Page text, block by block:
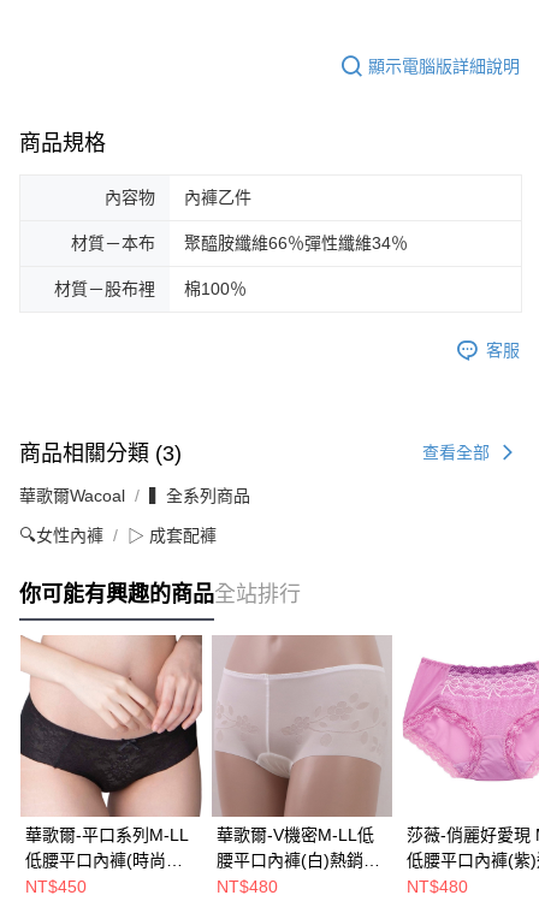
顯示電腦版詳細說明
商品規格
內容物 內褲乙件
材質－本布 聚醯胺纖維66％彈性纖維34％
材質－股布裡 棉100％
客服
商品相關分類 (3) 查看全部
華歌爾Wacoal ▍全系列商品
🔍女性內褲 ▷ 成套配褲
你可能有興趣的商品全站排行
華歌爾-平口系列M-LL
低腰平口內褲(時尚黑)
簡潔百搭不走光-必備
NT$450
華歌爾-V機密M-LL低
腰平口內褲(白)熱銷經
典款-完美無痕-後片深
NT$480
莎薇-俏麗好愛現
低腰平口內褲(紫
包臀-AS2473UJ
NT$480